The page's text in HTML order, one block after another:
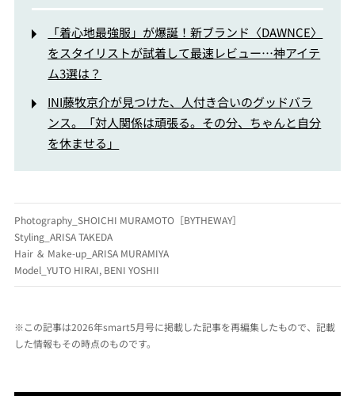
「着心地最強服」が爆誕！新ブランド〈DAWNCE〉
をスタイリストが試着して最速レビュー…神アイテ
ム3選は？
INI藤牧京介が見つけた、人付き合いのグッドバラ
ンス。「対人関係は頑張る。その分、ちゃんと自分
を休ませる」
Photography_SHOICHI MURAMOTO［BYTHEWAY］
Styling_ARISA TAKEDA
Hair ＆ Make-up_ARISA MURAMIYA
Model_YUTO HIRAI, BENI YOSHII
※この記事は2026年smart5月号に掲載した記事を再編集したもので、記載
した情報もその時点のものです。